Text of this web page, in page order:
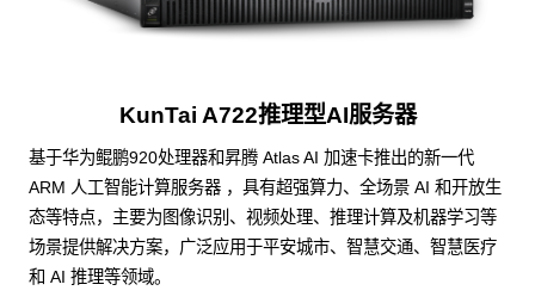
KunTai A722推理型AI服务器
基于华为鲲鹏920处理器和昇腾 Atlas AI 加速卡推出的新一代
ARM 人工智能计算服务器 ，具有超强算力、全场景 AI 和开放生
态等特点，主要为图像识别、视频处理、推理计算及机器学习等
场景提供解决方案，广泛应用于平安城市、智慧交通、智慧医疗
和 AI 推理等领域。